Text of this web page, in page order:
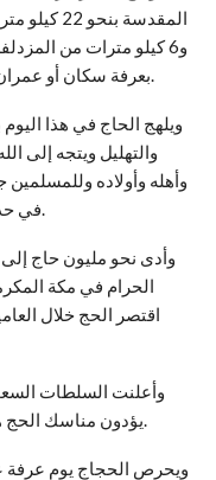
بعرفة سكان أو عمران إلا أيام الحج غير بعض المنشآت الحكومية.
ويلهج الحاج في هذا اليوم
والتهليل ويتجه إلى
وأهله وأولاده وللمسلمين
في حديث رسول الله محمد عليه الصلاة والسلام.
وأدى نحو مليون حاج إلى
الحرام في مكة
اقتصر الحج خلال
وأعلنت السلطات
يؤدون مناسك الحج هذا العام، منهم 850 ألفا من خارج المملكة.
ويحرص الحجاج يوم عرفة